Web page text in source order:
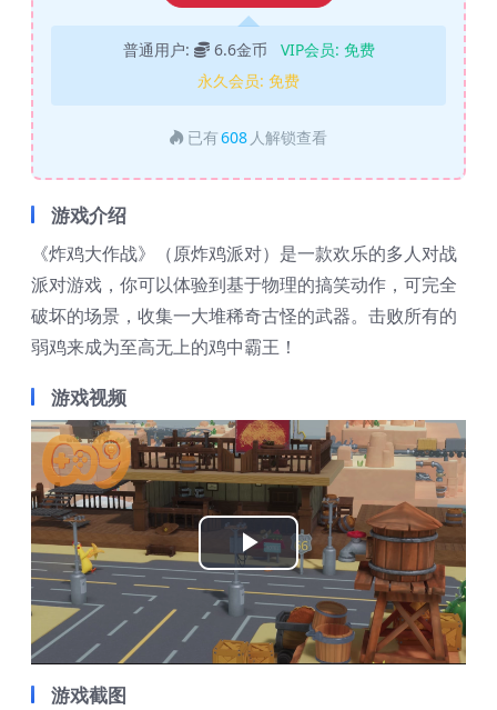
普通用户: 6.6金币 VIP会员: 免费
永久会员: 免费
已有608 人解锁查看
游戏介绍
《炸鸡大作战》（原炸鸡派对）是一款欢乐的多人对战
派对游戏，你可以体验到基于物理的搞笑动作，可完全
破坏的场景，收集一大堆稀奇古怪的武器。击败所有的
弱鸡来成为至高无上的鸡中霸王！
游戏视频
Play
Video
游戏截图